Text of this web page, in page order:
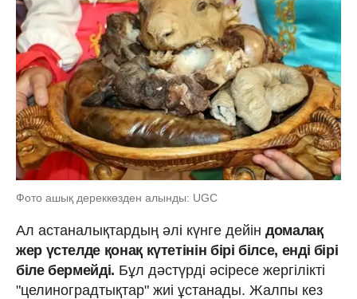
Фото ашық дереккөзден алынды: UGC
Ал астаналықтардың әлі күнге дейін домалақ
жер үстелде қонақ күтетінін бірі білсе, енді бірі
біле бермейді. Бұл дәстүрді әсіресе жергілікті
"целиноградтықтар" жиі ұстанады. Жалпы кез